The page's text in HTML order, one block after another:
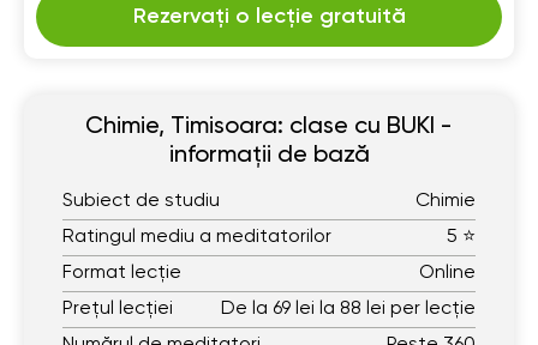
Rezervați o lecție gratuită
Chimie, Timisoara: clase cu BUKI -
informații de bază
Subiect de studiu
Chimie
Ratingul mediu a meditatorilor
5 ⭐
Format lecție
Online
Prețul lecției
De la 69 lei la 88 lei per lecție